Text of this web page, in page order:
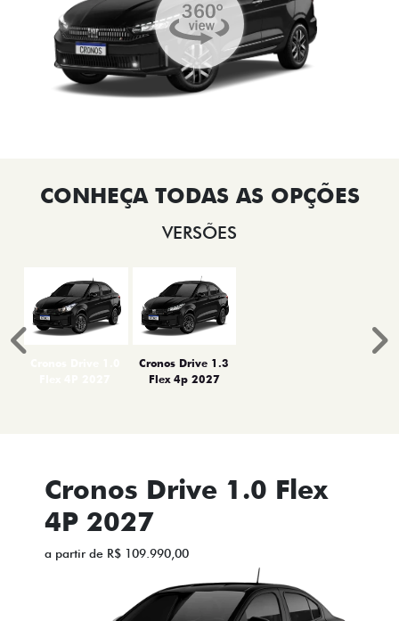
VERSÕES
Cronos Drive 1.3
Flex 4p 2027
Anterior
Cronos Drive 1.0 Flex
4P 2027
a partir de R$ 109.990,00